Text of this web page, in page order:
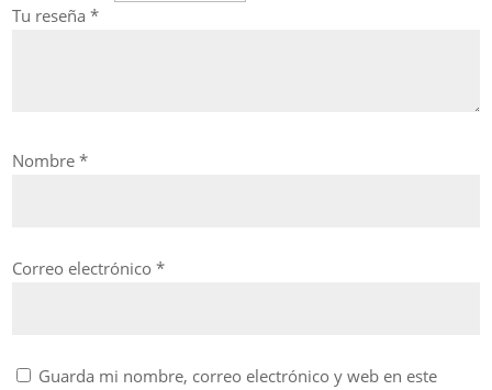
Tu reseña*
Nombre*
Correo electrónico*
Guarda mi nombre, correo electrónico y web en este